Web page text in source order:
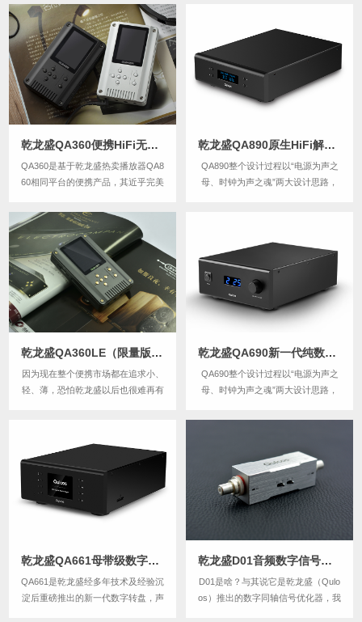
境影响，内置13200mAh不受外部因
素影响的电池供电系统，用电池生成
一组台机级别的隔离性的再生电源，
机内电流电压按台式机的标准设计，
实现从...
乾龙盛QA360便携HiFi无损音乐播放器
QA360是基于乾龙盛热卖播放器QA8
60相同平台的便携产品，其近乎完美
堪称浓缩的小台机，是一台以音质为
主要卖点的发烧音乐播放器。
乾龙盛QA890原生HiFi解码器/平衡DAC/同轴DoP硬解DSD
QA890整个设计过程以“电源为声之
母、时钟为声之魂”两大设计思路，
乾龙盛QA360LE（限量版）HiFi无损音乐播放器（已售磐）
因为现在整个便携市场都在追求小、
轻、薄，恐怕乾龙盛以后也很难再有
法。起初Clark只是在MOD自己使用
的机器，一年多时间反反复复不断修
改、...
乾龙盛QA690新一代纯数字放大HiFi功放
QA690整个设计过程以“电源为声之
母、时钟为声之魂”两大设计思路，
至上，多个香炉多个鬼”的音乐理
术、零Jitter时钟与数位处理电路、
精密隔离电路设计、优秀避震处理技
术等...
乾龙盛QA661母带级数字转盘 / 无损播放器
QA661是乾龙盛经多年技术及经验沉
淀后重磅推出的新一代数字转盘，声
乾龙盛D01音频数字信号（同轴）优化器
D01是啥？与其说它是乾龙盛（Qulo
os）推出的数字同轴信号优化器，我